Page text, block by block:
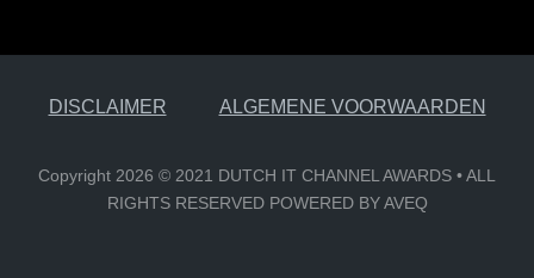
DISCLAIMER ALGEMENE VOORWAARDEN
Copyright 2026 © 2021 DUTCH IT CHANNEL AWARDS • ALL
RIGHTS RESERVED POWERED BY AVEQ